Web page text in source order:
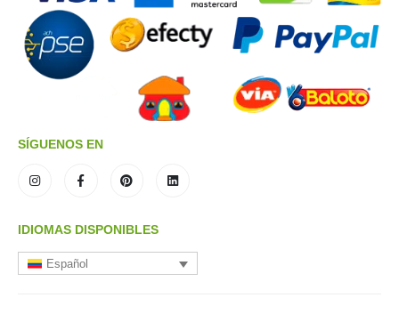
SÍGUENOS EN
IDIOMAS DISPONIBLES
Español